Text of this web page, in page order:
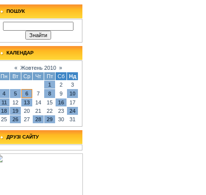
ПОШУК
КАЛЕНДАР
« Жовтень 2010 »
Пн
Вт Ср Чт Пт Сб
Нд
1
2
3
4
5 6 7 8 9
10
11
12 13 14 15 16
17
18
19 20 21 22 23
24
25
26 27 28 29 30 31
ДРУЗІ САЙТУ